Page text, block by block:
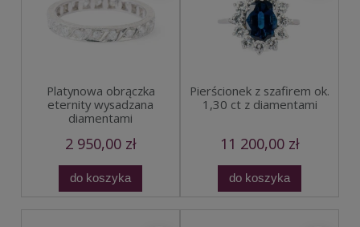
Platynowa obrączka
eternity wysadzana
diamentami
2 950,00 zł
do koszyka
Pierścionek z szafirem ok.
1,30 ct z diamentami
11 200,00 zł
do koszyka